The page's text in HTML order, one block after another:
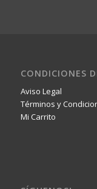
CONDICIONES
Aviso Legal
Términos y
Mi Carrito